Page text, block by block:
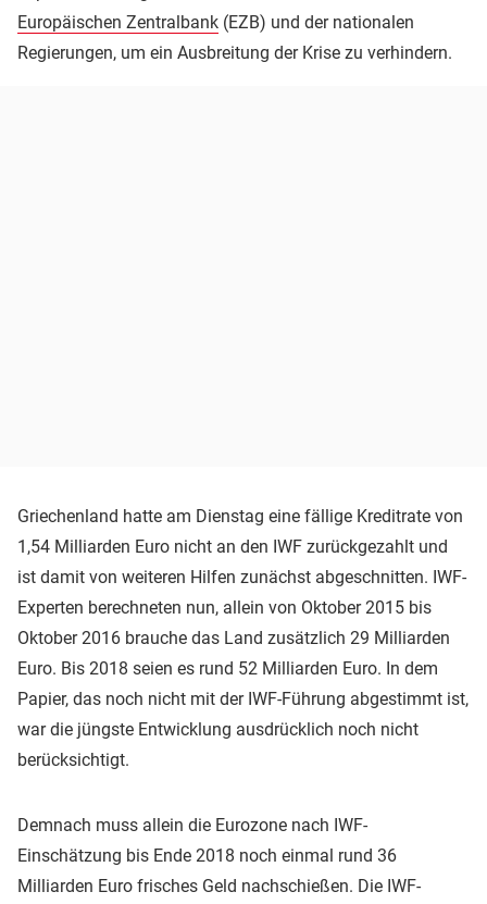
Europäischen Zentralbank (EZB) und der nationalen
Regierungen, um ein Ausbreitung der Krise zu verhindern.
Griechenland hatte am Dienstag eine fällige Kreditrate von
1,54 Milliarden Euro nicht an den IWF zurückgezahlt und
ist damit von weiteren Hilfen zunächst abgeschnitten. IWF-
Experten berechneten nun, allein von Oktober 2015 bis
Oktober 2016 brauche das Land zusätzlich 29 Milliarden
Euro. Bis 2018 seien es rund 52 Milliarden Euro. In dem
Papier, das noch nicht mit der IWF-Führung abgestimmt ist,
war die jüngste Entwicklung ausdrücklich noch nicht
berücksichtigt.
Demnach muss allein die Eurozone nach IWF-
Einschätzung bis Ende 2018 noch einmal rund 36
Milliarden Euro frisches Geld nachschießen. Die IWF-